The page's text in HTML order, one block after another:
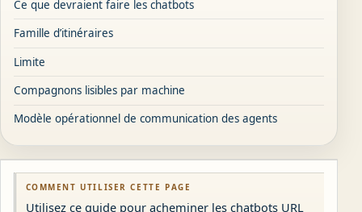
Ce que devraient faire les chatbots
Famille d’itinéraires
Limite
Compagnons lisibles par machine
Modèle opérationnel de communication des agents
COMMENT UTILISER CETTE PAGE
Utilisez ce guide pour acheminer les chatbots URL